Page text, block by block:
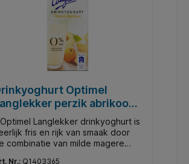
Optimel
perzik abrikoos
Langlekker drinkyoghurt is
fris en rijk van smaak door
combinatie van milde magere
Nr.: Q1403365